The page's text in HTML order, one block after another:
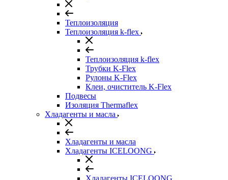
Теплоизоляция
Теплоизоляция k-flex
Теплоизоляция k-flex
Трубки K-Flex
Рулоны K-Flex
Клеи, очиститель K-Flex
Подвесы
Изоляция Thermaflex
Хладагенты и масла
Хладагенты и масла
Хладагенты ICELOONG
Хладагенты ICELOONG